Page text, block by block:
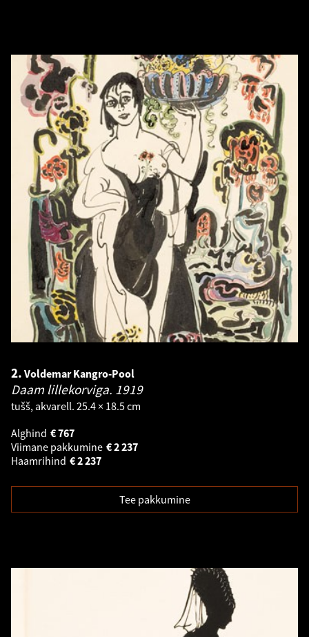
2. Voldemar Kangro-Pool
Daam lillekorviga. 1919
tušš, akvarell. 25.4 × 18.5 cm
Alghind
767
€
Viimane pakkumine
2 237
€
Haamrihind
2 237
€
Tee pakkumine